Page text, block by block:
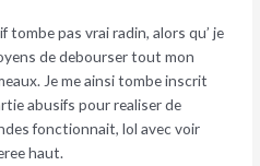
pas vrai radin, alors qu’ je
de debourser tout mon
Je me ainsi tombe inscrit
abusifs pour realiser de
fonctionnait, lol avec voir
haut.